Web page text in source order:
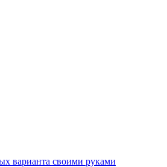
варианта своими руками